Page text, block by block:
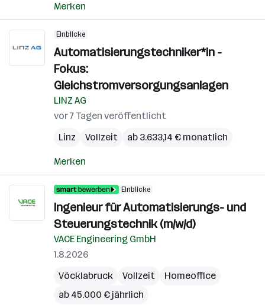
Merken
Einblicke
Automatisierungstechniker*in -
Fokus:
Gleichstromversorgungsanlagen
LINZ AG
vor 7 Tagen veröffentlicht
Linz
Vollzeit ab 3.633,14 € monatlich
Merken
Einblicke
Ingenieur für Automatisierungs- und
Steuerungstechnik (m/w/d)
VACE Engineering GmbH
1.8.2026
Vöcklabruck
Vollzeit
Homeoffice
ab 45.000 € jährlich